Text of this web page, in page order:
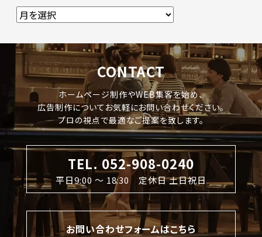
CONTACT
ホームページ制作やWEB集客を始め、
広告制作についてお気軽にお問い合わせください。
プロの視点で最適なご提案を致します。
TEL. 052-908-0240
平日9:00 〜 18:30 定休日 土日祝日
お問い合わせフォームはこちら